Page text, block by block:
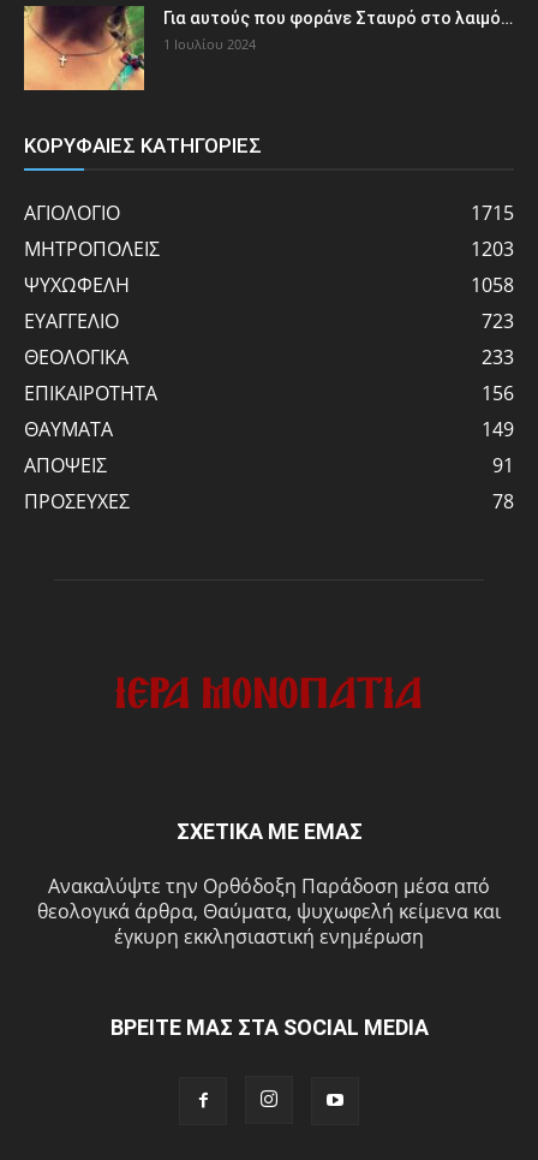
Για αυτούς που φοράνε Σταυρό στο λαιμό…
1 Ιουλίου 2024
ΚΟΡΥΦΑΙΕΣ ΚΑΤΗΓΟΡΙΕΣ
ΑΓΙΟΛΟΓΙΟ
1715
ΜΗΤΡΟΠΟΛΕΙΣ
1203
ΨΥΧΩΦΕΛΗ
1058
ΕΥΑΓΓΕΛΙΟ
723
ΘΕΟΛΟΓΙΚΑ
233
ΕΠΙΚΑΙΡΟΤΗΤΑ
156
ΘΑΥΜΑΤΑ
149
ΑΠΟΨΕΙΣ
91
ΠΡΟΣΕΥΧΕΣ
78
ΣΧΕΤΙΚΑ ΜΕ ΕΜΑΣ
Ανακαλύψτε την Ορθόδοξη Παράδοση μέσα από
θεολογικά άρθρα, Θαύματα, ψυχωφελή κείμενα και
έγκυρη εκκλησιαστική ενημέρωση
ΒΡΕΙΤΕ ΜΑΣ ΣΤΑ SOCIAL MEDIA